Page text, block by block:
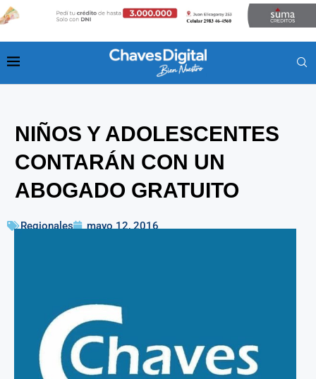
NIÑOS Y ADOLESCENTES
CONTARÁN CON UN
ABOGADO GRATUITO
Regionales mayo 12, 2016